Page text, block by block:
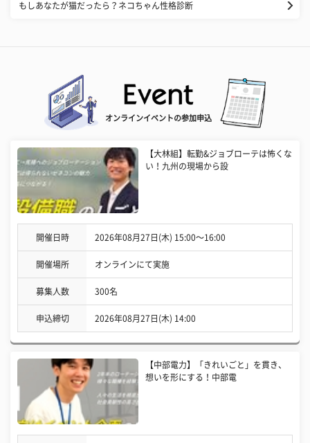
もしあなたが猫だったら？ネコちゃん性格診断
オンラインイベントの参加申込
【大林組】転勤&ジョブローテは怖くな
い！九州の現場から設
開催日時 2026年08月27日(木) 15:00〜16:00
開催場所 オンラインにて実施
募集人数 300名
申込締切 2026年08月27日(木) 14:00
【中部電力】「きれいごと」を貫き、
想いを形にする！中部電